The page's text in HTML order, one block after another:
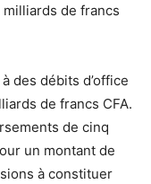
de francs
des débits d’office
de francs CFA.
de cinq
un montant de
à constituer